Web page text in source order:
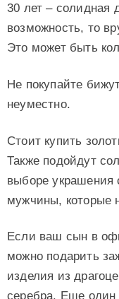
30 лет – солидная
возможность, то
Это может быть
Не покупайте
неуместно.
Стоит купить
Также подойдут
выборе украшения
мужчины, которые
Если ваш сын в
можно подарить
изделия из
серебра. Еще один